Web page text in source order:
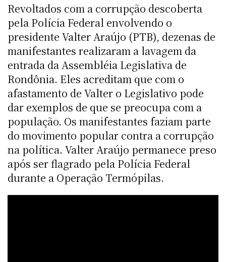
Revoltados com a corrupção descoberta
pela Polícia Federal envolvendo o
presidente Valter Araújo (PTB), dezenas de
manifestantes realizaram a lavagem da
entrada da Assembléia Legislativa de
Rondônia. Eles acreditam que com o
afastamento de Valter o Legislativo pode
dar exemplos de que se preocupa com a
população. Os manifestantes faziam parte
do movimento popular contra a corrupção
na política. Valter Araújo permanece preso
após ser flagrado pela Polícia Federal
durante a Operação Termópilas.